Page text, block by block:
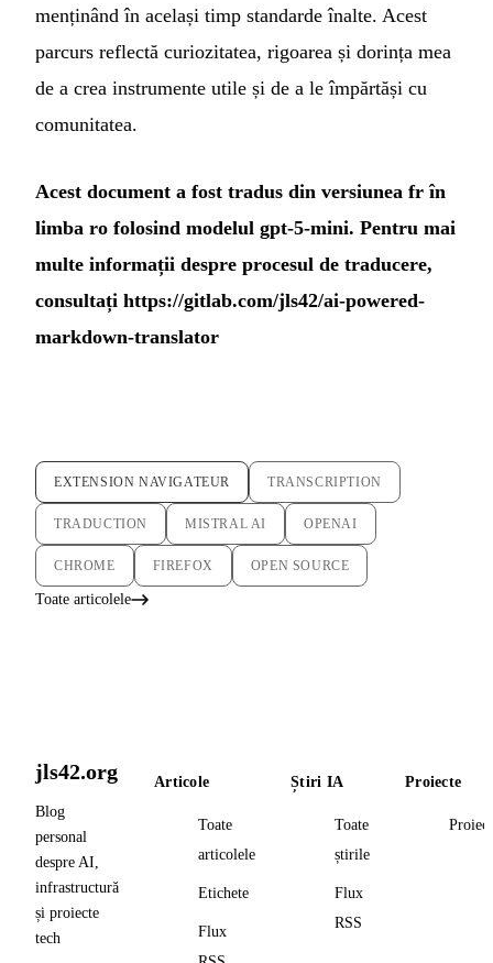
menținând în același timp standarde înalte. Acest
parcurs reflectă curiozitatea, rigoarea și dorința mea
de a crea instrumente utile și de a le împărtăși cu
comunitatea.
Acest document a fost tradus din versiunea fr în
limba ro folosind modelul gpt-5-mini. Pentru mai
multe informații despre procesul de traducere,
consultați https://gitlab.com/jls42/ai-powered-
markdown-translator
EXTENSION NAVIGATEUR TRANSCRIPTION
TRADUCTION MISTRAL AI OPENAI
CHROME FIREFOX OPEN SOURCE
Toate articolele
jls42.org
Blog
personal
despre AI,
infrastructură
și proiecte
tech
Articole
Toate
articolele
Etichete
Flux
Știri IA
Toate
știrile
Flux
RSS
Proiecte